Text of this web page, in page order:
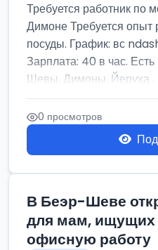
Требуется работник по
Димоне Требуется
посуды. График: вс
Зарплата: 40 в час.
Шевы, Димоны, Йеруха...
0 просмотров
В Беэр-Шеве
для мам,
офисную работу